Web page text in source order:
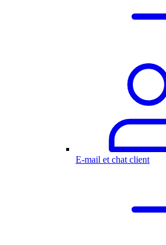
E-mail et chat client